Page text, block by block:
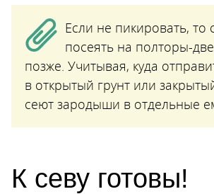
Если не пикировать, то
посеять на полторы-
позже. Учитывая, куда
в открытый грунт или
сеют зародыши в отдельные
К севу готовы!